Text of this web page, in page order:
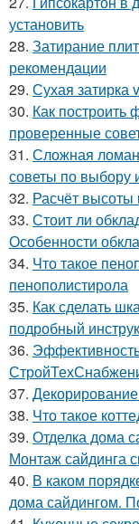
установить
28. Затирание
рекомендации
29. Сухая затирка
30. Как
проверенные
31. Сложная
советы по выбору
32. Расчёт
33. Стоит ли
Особенности
34. Что такое
пенополистирола
35. Как сделать
подробный
36.
37.
38. Что такое
39. Отделка дома
Монтаж сайдинга
40. В каком
дома сайдингом.